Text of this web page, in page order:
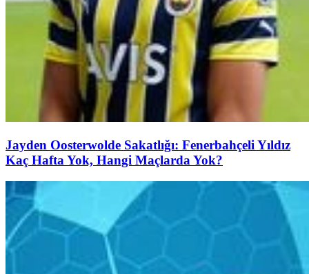
Jayden Oosterwolde Sakatlığı: Fenerbahçeli Yıldız
Kaç Hafta Yok, Hangi Maçlarda Yok?